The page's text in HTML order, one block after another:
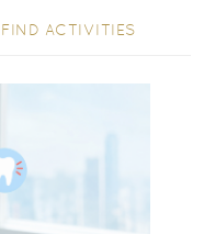
FIND ACTIVITIES